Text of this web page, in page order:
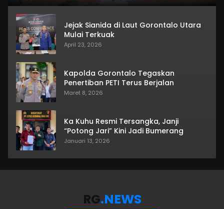
Jejak Sianida di Laut Gorontalo Utara
Mulai Terkuak
April 23, 2026
Kapolda Gorontalo Tegaskan
Penertiban PETI Terus Berjalan
Maret 8, 2026
Ka Kuhu Resmi Tersangka, Janji
“Potong Jari” Kini Jadi Bumerang
Januari 13, 2026
RG.NEWS